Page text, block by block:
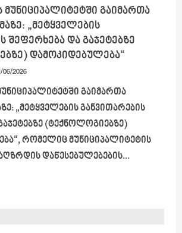
მუნიციპალიტეტში გაიმართა
„მეტყველების
შეფერხება და გაჯეტებზე
დამოკიდებულება“
06/2026
გაიმართა
„მეტყველების განვითარების
(ტექნოლოგიებზე)
რომელიც მუნიციპალიტეტის
დაწესებულებების...